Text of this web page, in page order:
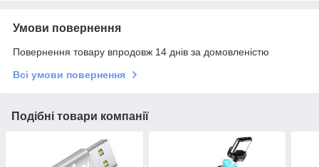
Умови повернення
Повернення товару впродовж 14 днів за домовленістю
Всі умови повернення
Подібні товари компанії